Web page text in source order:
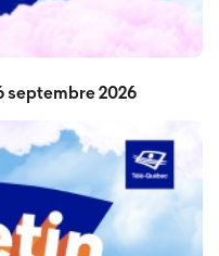
septembre 2026